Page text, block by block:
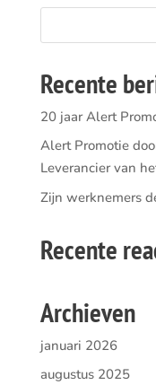
Recente
20 jaar Alert
Alert Promotie
Leverancier van
Zijn werknemers
Recente
Archieven
januari 2026
augustus 2025